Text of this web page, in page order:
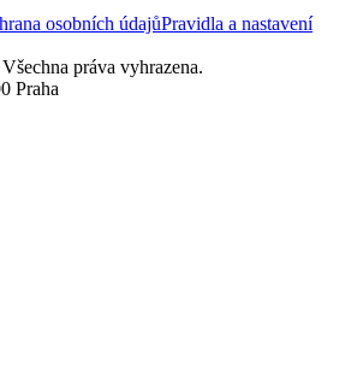
osobních údajůPravidla a nastavení
práva vyhrazena.
Praha